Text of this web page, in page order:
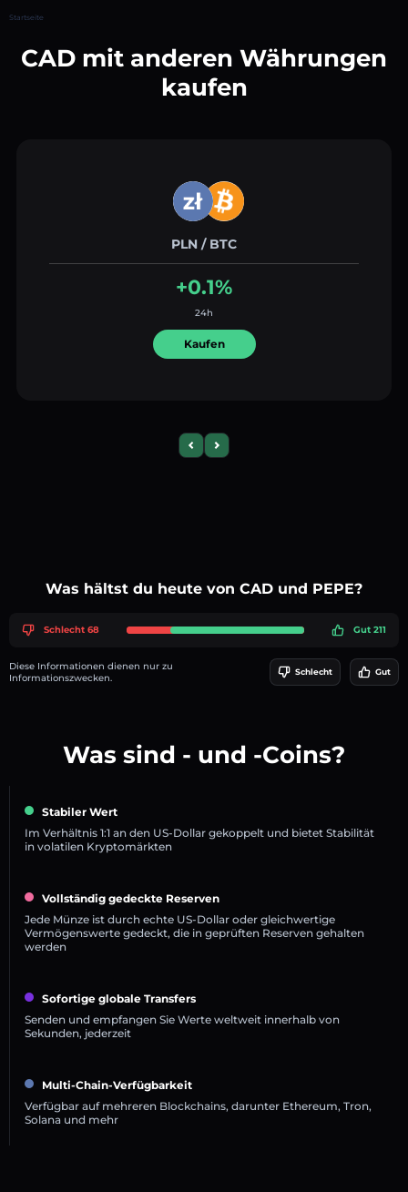
Startseite
CAD mit anderen Währungen
kaufen
PLN / BTC
+0.1%
24h
Kaufen
Previous slide
Next slide
Was hältst du heute von CAD und PEPE?
Schlecht 68 Gut 211
Diese Informationen dienen nur zu
Informationszwecken.
Schlecht Gut
Was sind - und -Coins?
Stabiler Wert
Im Verhältnis 1:1 an den US-Dollar gekoppelt und bietet Stabilität
in volatilen Kryptomärkten
Vollständig gedeckte Reserven
Jede Münze ist durch echte US-Dollar oder gleichwertige
Vermögenswerte gedeckt, die in geprüften Reserven gehalten
werden
Sofortige globale Transfers
Senden und empfangen Sie Werte weltweit innerhalb von
Sekunden, jederzeit
Multi-Chain-Verfügbarkeit
Verfügbar auf mehreren Blockchains, darunter Ethereum, Tron,
Solana und mehr